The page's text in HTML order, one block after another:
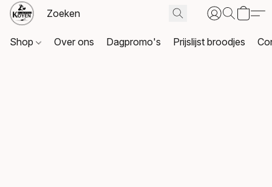
Shop Over ons Dagpromo's Prijslijst broodjes